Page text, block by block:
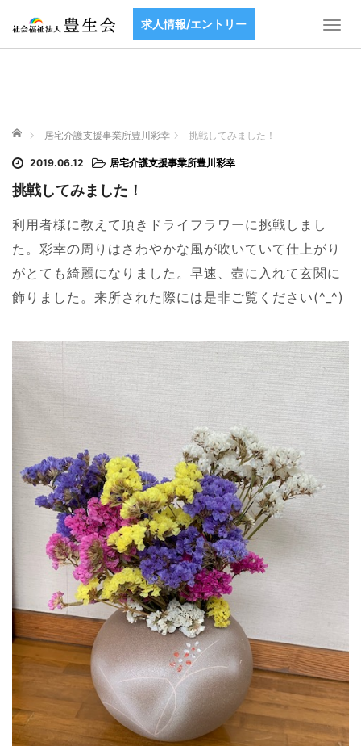
T
o
t
i
o
n
求人情報/エントリー
ホーム 居宅介護支援事業所豊川彩幸 挑戦してみました！
2019.06.12 居宅介護支援事業所豊川彩幸
挑戦してみました！
利用者様に教えて頂きドライフラワーに挑戦しまし
た。彩幸の周りはさわやかな風が吹いていて仕上がり
がとても綺麗になりました。早速、壺に入れて玄関に
飾りました。来所された際には是非ご覧ください(^_^)